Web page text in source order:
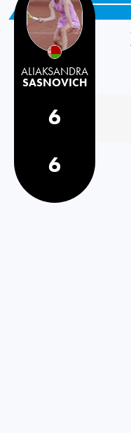
ALIAKSANDRA
SASNOVICH
6
6